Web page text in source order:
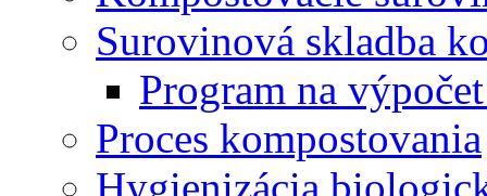
Surovinová skladba
Program na
Proces kompostovania
Hygienizácia